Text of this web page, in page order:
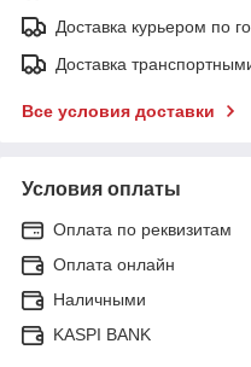
Доставка курьером по
Доставка
Все условия доставки
Условия оплаты
Оплата по реквизитам
Оплата онлайн
Наличными
KASPI BANK